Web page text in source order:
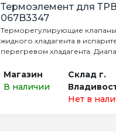
Термоэлемент для
067B3347
Терморегулирующие
жидкого хладагента в
перегревом хладагента.
Магазин
В наличии
Склад г.
Нет в